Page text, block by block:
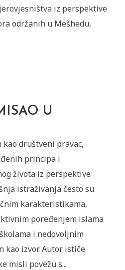
iz perspektive
održanih u Mešhedu,
U
društveni pravac,
principa i
života iz perspektive
istraživanja često su
karakteristikama,
poređenjem islama
i nedovoljnim
kao izvor. Autor ističe
misli povežu s...